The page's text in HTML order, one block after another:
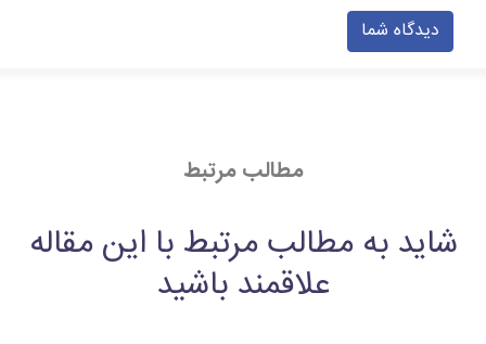
دیدگاه شما
مطالب مرتبط
شاید به مطالب مرتبط با این مقاله
علاقمند باشید